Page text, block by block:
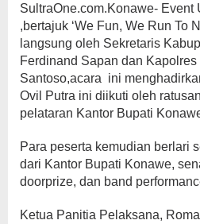
SultraOne.com.Konawe- Event
,bertajuk ‘We Fun, We Run To
langsung oleh Sekretaris
Ferdinand Sapan dan
Santoso,acara ini
Ovil Putra ini diikuti oleh
pelataran Kantor Bupati
Para peserta kemudian berlari
dari Kantor Bupati Konawe,
doorprize, dan band
Ketua Panitia Pelaksana,